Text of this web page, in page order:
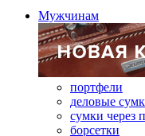
Мужчинам
портфели
деловые
сумки через
борсетки